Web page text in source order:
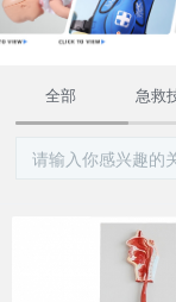
全部 急救